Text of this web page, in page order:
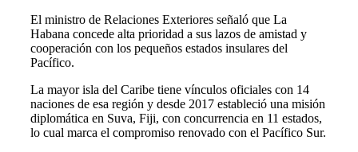
El ministro de Relaciones Exteriores señaló que La
Habana concede alta prioridad a sus lazos de amistad y
cooperación con los pequeños estados insulares del
Pacífico.
La mayor isla del Caribe tiene vínculos oficiales con 14
naciones de esa región y desde 2017 estableció una misión
diplomática en Suva, Fiji, con concurrencia en 11 estados,
lo cual marca el compromiso renovado con el Pacífico Sur.